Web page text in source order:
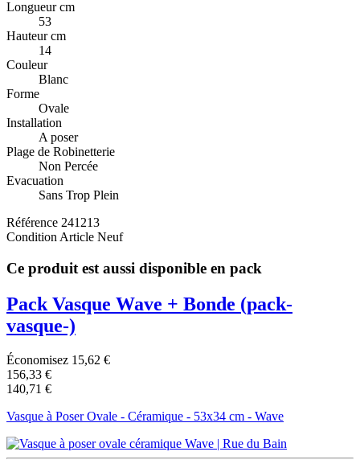
Longueur cm
53
Hauteur cm
14
Couleur
Blanc
Forme
Ovale
Installation
A poser
Plage de Robinetterie
Non Percée
Evacuation
Sans Trop Plein
Référence 241213
Condition Article Neuf
Ce produit est aussi disponible en pack
Pack Vasque Wave + Bonde (pack-
vasque-)
Économisez 15,62 €
156,33 €
140,71 €
Vasque à Poser Ovale - Céramique - 53x34 cm - Wave